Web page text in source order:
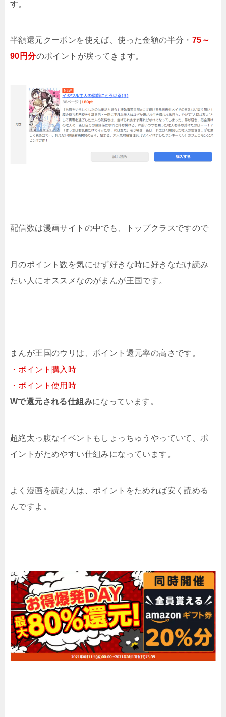
す。
半額還元クーポンを使えば、使った金額の半分・ 75～
90円分のポイントが戻ってきます。
配信数は漫画サイトの中でも、トップクラスですので
月のポイント数を気にせず好きな時に好きなだけ読み
たい人にオススメなのがまんが王国です。
まんが王国のウリは、ポイント還元率の高さです。
・ポイント購入時
・ポイント使用時
Wで還元される仕組みになっています。
超絶太っ腹なイベントもしょっちゅうやっていて、ポ
イントがためやすい仕組みになっています。
よく漫画を読む人は、ポイントをためれば安く読める
んですよ。